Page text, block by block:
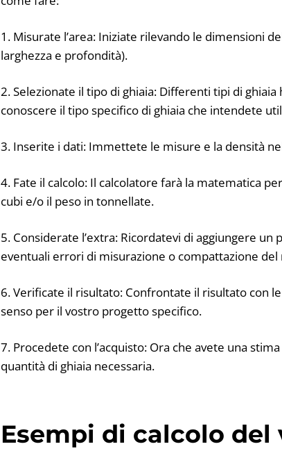
1. Misurate l’area: Iniziate rilevando le dimensioni
larghezza e profondità).
2. Selezionate il tipo di ghiaia: Differenti tipi di
conoscere il tipo specifico di ghiaia che intendete
3. Inserite i dati: Immettete le misure e la densità
4. Fate il calcolo: Il calcolatore farà la matematica
cubi e/o il peso in tonnellate.
5. Considerate l’extra: Ricordatevi di aggiungere
eventuali errori di misurazione o compattazione
6. Verificate il risultato: Confrontate il risultato con
senso per il vostro progetto specifico.
7. Procedete con l’acquisto: Ora che avete una
quantità di ghiaia necessaria.
Esempi di calcolo